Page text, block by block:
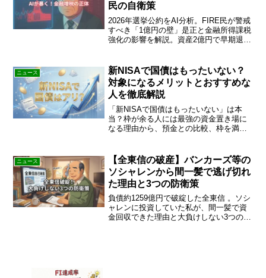
民の自衛策
2026年選挙公約をAI分析。FIRE民が警戒
すべき「1億円の壁」是正と金融所得課税
強化の影響を解説。資産2億円で早期退職
提案。
ニュース
新NISAで国債はもったいない？
対象になるメリットとおすすめな
人を徹底解説
「新NISAで国債はもったいない」は本
当？枠が余る人には最強の資金置き場に
なる理由から、預金との比較、枠を満額
チェック！
ニュース
【全東信の破産】バンカーズ等の
ソシャレンから間一髪で逃げ切れ
た理由と3つの防衛策
負債約1259億円で破綻した全東信 。ソシ
ャレンに投資していた私が、間一髪で資
金回収できた理由と大負けしない3つの防